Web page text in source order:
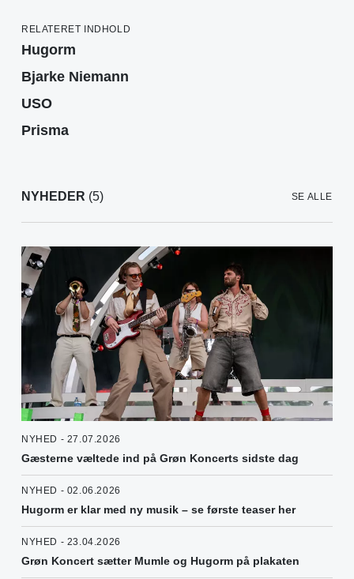
RELATERET INDHOLD
Hugorm
Bjarke Niemann
USO
Prisma
NYHEDER (5) SE ALLE
NYHED - 27.07.2026
Gæsterne væltede ind på Grøn Koncerts sidste dag
NYHED - 02.06.2026
Hugorm er klar med ny musik – se første teaser her
NYHED - 23.04.2026
Grøn Koncert sætter Mumle og Hugorm på plakaten